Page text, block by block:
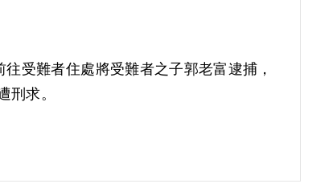
受難者住處將受難者之子郭老富逮捕，